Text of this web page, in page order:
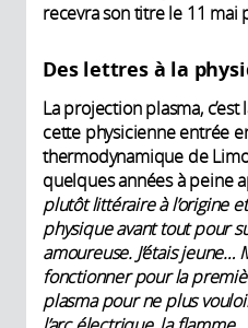
recevra son titre le 11 mai
Des lettres à la
La projection plasma,
cette physicienne entrée
thermodynamique de
quelques années à peine
plutôt littéraire à l’origine
physique avant tout pour
amoureuse. J’étais jeune…
fonctionner pour la
plasma pour ne plus